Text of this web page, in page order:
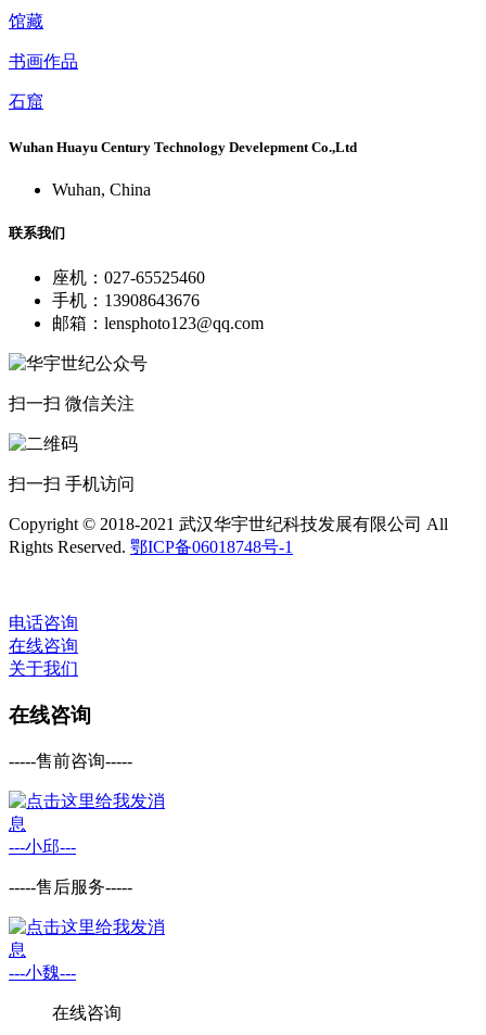
馆藏
书画作品
石窟
Wuhan Huayu Century Technology Develepment Co.,Ltd
Wuhan, China
联系我们
座机：027-65525460
手机：13908643676
邮箱：lensphoto123@qq.com
扫一扫 微信关注
扫一扫 手机访问
Copyright © 2018-2021 武汉华宇世纪科技发展有限公司 All
Rights Reserved. 鄂ICP备06018748号-1
电话咨询
在线咨询
关于我们
在线咨询
-----售前咨询-----
---小邱---
-----售后服务-----
---小魏---
在线咨询